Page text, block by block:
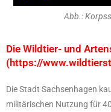
Abb.:
Die Wildtier- und
(https://
Die Stadt Sachsenhagen
militärischen Nutzung für